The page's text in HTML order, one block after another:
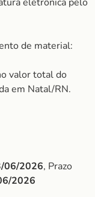
de material:
valor total do
em Natal/RN.
06/2026, Prazo
2026